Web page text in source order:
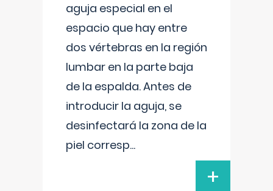
aguja especial en el
espacio que hay entre
dos vértebras en la región
lumbar en la parte baja
de la espalda. Antes de
introducir la aguja, se
desinfectará la zona de la
piel corresp...
+